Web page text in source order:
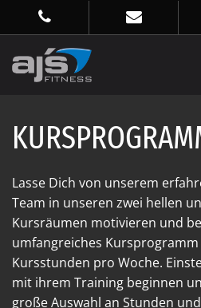
Lasse Dich von unserem
Team in unseren zwei hellen
Kursräumen motivieren und
umfangreiches
Kursstunden pro Woche.
mit ihrem Training beginnen
große Auswahl an Stunden